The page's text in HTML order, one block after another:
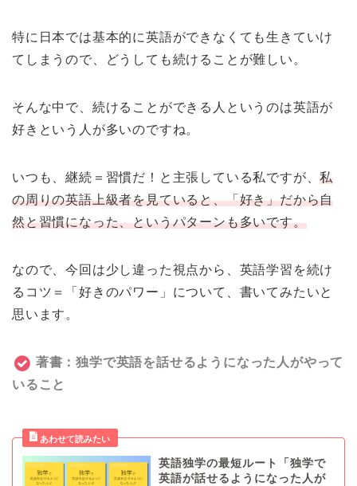
特に日本では基本的に英語ができなくても生きていけ
てしまうので、どうしても続けることが難しい。
そんな中で、続けることができる人というのは英語が
好きという人が多いのですね。
いつも、継続＝習慣だ！と主張している私ですが、私
の周りの英語上級者を見ていると、「好き」だから自
然と習慣になった、というパターンも多いです。
なので、今回は少し違った視点から、英語学習を続け
るコツ＝「好きのパワー」について、書いてみたいと
思います。
著書：独学で英語を話せるようになった人がやって
いること
英語独学の最短ルート「独学で
英語が話せるようになった人が